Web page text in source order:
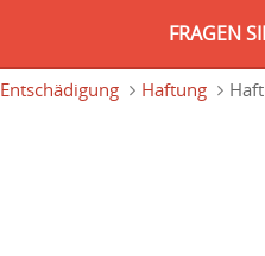
FRAGEN
Entschädigung Haftung